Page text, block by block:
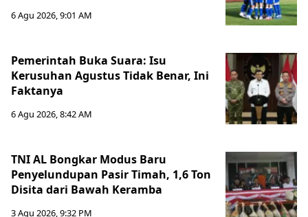
6 Agu 2026, 9:01 AM
Pemerintah Buka Suara: Isu
Kerusuhan Agustus Tidak Benar, Ini
Faktanya
6 Agu 2026, 8:42 AM
TNI AL Bongkar Modus Baru
Penyelundupan Pasir Timah, 1,6 Ton
Disita dari Bawah Keramba
3 Agu 2026, 9:32 PM